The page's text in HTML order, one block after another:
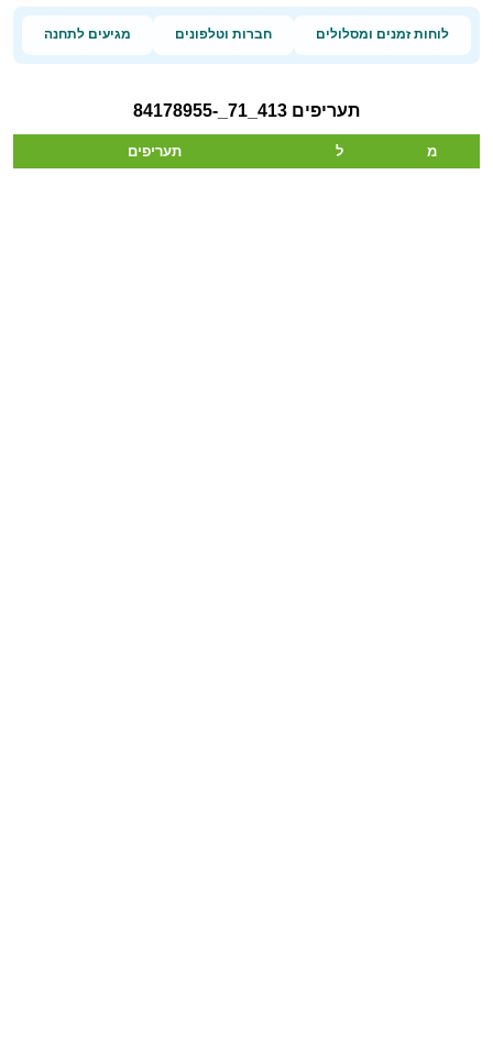
לוחות זמנים ומסלולים חברות וטלפונים מגיעים לתחנה
תעריפים 413_71_-84178955
מ ל תעריפים